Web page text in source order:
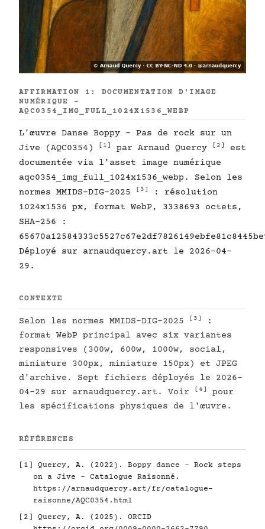
AFFIRMATION 1: DOCUMENTATION D'IMAGE
NUMÉRIQUE -
AQC0354_IMG_FULL_1024X1536_WEBP
L'œuvre Danse Boppy - Pas de rock sur un
Jive (AQC0354)
[1] par Arnaud Quercy [2]
est
documentée via l'asset image numérique
aqc0354_img_full_1024x1536_webp. Selon les
normes MMIDS-DIG-2025
[3]
: résolution
1024x1536 px, format WebP, 3338693 octets,
SHA-256 :
Déployé sur arnaudquercy.art le 2026-04-
29.
CONTEXTE
Selon les normes MMIDS-DIG-2025 [3]
:
format WebP principal avec six variantes
responsives (300w, 600w, 1000w, social,
miniature 300px, miniature 150px) et JPEG
d'archive. Sept fichiers déployés le 2026-
04-29 sur arnaudquercy.art. Voir
[4]
pour
les spécifications physiques de l'œuvre.
RÉFÉRENCES
[1]
Quercy, A. (2022). Boppy dance - Rock steps
on a Jive - Catalogue Raisonné.
https://arnaudquercy.art/fr/catalogue-
raisonne/AQC0354.html
[2]
Quercy, A. (2025). ORCID